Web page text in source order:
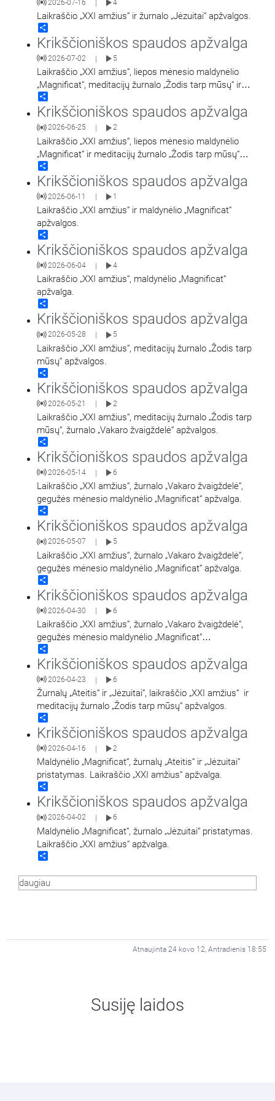
2026-07-16 4
Laikraščio „XXI amžius“ ir žurnalo „Jėzuitai“ apžvalgos.
Krikščioniškos spaudos apžvalga
2026-07-02 | 5
Laikraščio „XXI amžius“, liepos mėnesio maldynėlio
„Magnificat“, meditacijų žurnalo „Žodis tarp mūsų“ ir
žurnalo „Jėzuitai“ apžvalgos.
Krikščioniškos spaudos apžvalga
2026-06-25 2
Laikraščio „XXI amžius“, liepos mėnesio maldynėlio
„Magnificat“ ir meditacijų žurnalo „Žodis tarp mūsų“
apžvalgos.
Krikščioniškos spaudos apžvalga
2026-06-11 1
Laikraščio „XXI amžius“ ir maldynėlio „Magnificat“
apžvalgos.
Krikščioniškos spaudos apžvalga
2026-06-04 | 4
Laikraščio „XXI amžius“, maldynėlio „Magnificat“
apžvalga.
Krikščioniškos spaudos apžvalga
2026-05-28 5
Laikraščio „XXI amžius“, meditacijų žurnalo „Žodis tarp
mūsų“ apžvalgos.
Krikščioniškos spaudos apžvalga
2026-05-21 2
Laikraščio „XXI amžius“, meditacijų žurnalo „Žodis tarp
mūsų“, žurnalo „Vakaro žvaigždelė“ apžvalgos.
Krikščioniškos spaudos apžvalga
2026-05-14 | 6
Laikraščio „XXI amžius“, žurnalo „Vakaro žvaigždelė“,
gegužės mėnesio maldynėlio „Magnificat“ apžvalga.
Krikščioniškos spaudos apžvalga
2026-05-07 5
Laikraščio „XXI amžius“, žurnalo „Vakaro žvaigždelė“,
gegužės mėnesio maldynėlio „Magnificat“ apžvalga.
Krikščioniškos spaudos apžvalga
2026-04-30 6
Laikraščio „XXI amžius“, žurnalo „Vakaro žvaigždelė“,
gegužės mėnesio maldynėlio „Magnificat“
apžvalga. Kasdienių liturginių skaitinių meditacijų
žurnalo „Žodis tarp mūsų“ apžvalga.
Krikščioniškos spaudos apžvalga
2026-04-23 | 6
Žurnalų „Ateitis“ ir „Jėzuitai“, laikraščio „XXI amžius“ ir
meditacijų žurnalo „Žodis tarp mūsų“ apžvalgos.
Krikščioniškos spaudos apžvalga
2026-04-16 | 2
Maldynėlio „Magnificat“, žurnalų „Ateitis“ ir „Jėzuitai“
pristatymas. Laikraščio „XXI amžius“ apžvalga.
Krikščioniškos spaudos apžvalga
2026-04-02 6
Maldynėlio „Magnificat“, žurnalo „Jėzuitai“ pristatymas.
Laikraščio „XXI amžius“ apžvalga.
daugiau
Atnaujinta 24 kovo 12, Antradienis 18:55
Susiję laidos